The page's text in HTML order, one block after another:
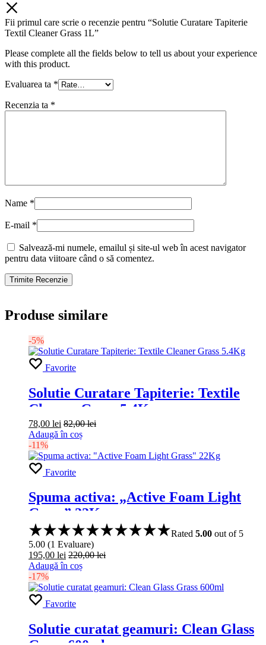
Produse similare
-5%
Favorite
Solutie Curatare Tapiterie: Textile
Cleaner Grass 5.4Kg
78,00 lei 82,00lei
Adaugă în coș
-11%
Favorite
Spuma activa: „Active Foam Light
Grass” 22Kg
Rated 5.00 out of 5
5.00 (1 Evaluare)
195,00 lei 220,00lei
Adaugă în coș
-17%
Favorite
Solutie curatat geamuri: Clean Glass
Fii primul care scrie o recenzie pentru “Solutie Curatare Tapiterie
Textil Cleaner Grass 1L”
Please complete all the fields below to tell us about your experience
with this product.
Evaluarea ta *
Recenzia ta *
Name *
E-mail *
Salvează-mi numele, emailul și site-ul web în acest navigator
pentru data viitoare când o să comentez.